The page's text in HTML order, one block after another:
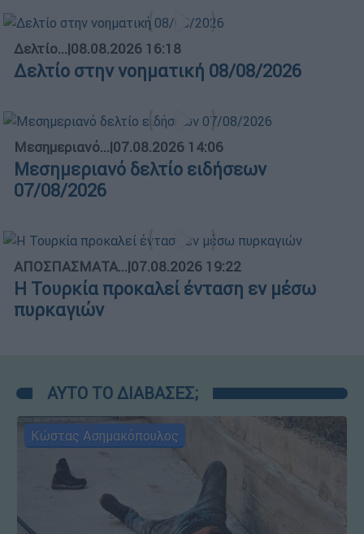
Δελτίο...|08.08.2026 16:18
Δελτίο στην νοηματική 08/08/2026
Μεσημεριανό...|07.08.2026 14:06
Μεσημεριανό δελτίο ειδήσεων
07/08/2026
ΑΠΟΣΠΑΣΜΑΤΑ...|07.08.2026 19:22
Η Τουρκία προκαλεί ένταση εν μέσω
πυρκαγιών
ΑΥΤΟ ΤΟ ΔΙΑΒΑΣΕΣ;
Κώστας Ασημακόπουλος